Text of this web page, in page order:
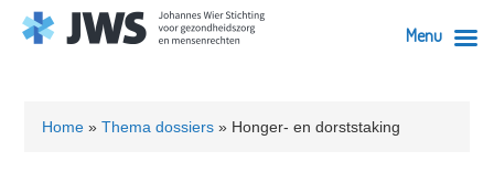
primary
content
primary
secondary
footer
Home »Thema dossiers » Honger- en dorststaking
Menu